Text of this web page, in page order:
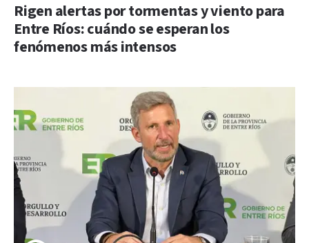
Rigen alertas por tormentas y viento para
Entre Ríos: cuándo se esperan los
fenómenos más intensos